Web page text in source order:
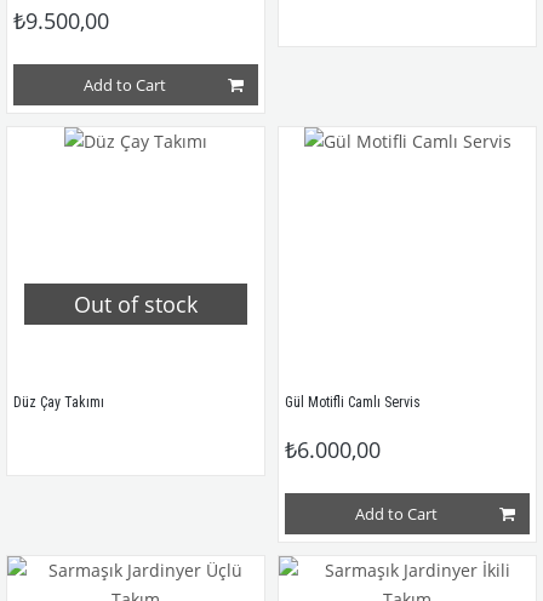
₺9.500,00
Add to Cart
Out of stock
Düz Çay Takımı Gül Motifli Camlı Servis
₺6.000,00
Add to Cart